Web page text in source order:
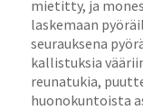
mietitty, ja
laskemaan
seurauksena
kallistuksia
reunatukia,
huonokuntoista